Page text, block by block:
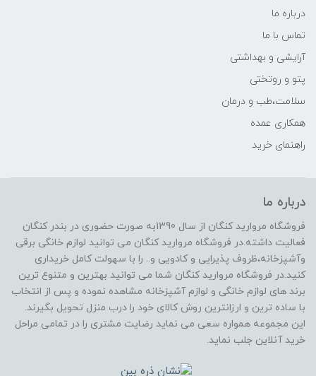
درباره ما
تماس با ما
آرایشی و بهداشتی
پتو و روتختی
سلامت،طب و درمان
همکاری عمده
راهنمای خرید
درباره ما
فروشگاه مروارید کنگان از سال 1390به صورت حضوری در بندر کنگان
فعالیت داشته.در فروشگاه مروارید کنگان می توانید لوازم خانگی برقی
وآشپزخانه،ظروف پذیرایی و کادویی و.. را با سهولت کامل خریداری
کنید.در فروشگاه مروارید کنگان شما می توانید بهترین و متنوع ترین
برند های لوازم خانگی و لوازم آشپزخانه مشاهده نموده و پس از انتخاب
با ساده ترین و ارزانترین روش کالای خود را درب منزل تحویل بگیرند.
این مجموعه همواره سعی می نماید رضایت مشتری را در تمامی مراحل
خرید آنلاین جلب نماید.